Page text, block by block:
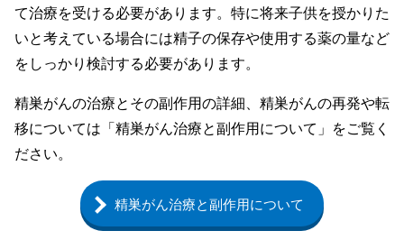
て治療を受ける必要があります。特に将来子供を授かりた
いと考えている場合には精子の保存や使用する薬の量など
をしっかり検討する必要があります。
精巣がんの治療とその副作用の詳細、精巣がんの再発や転
移については「精巣がん治療と副作用について」をご覧く
ださい。
精巣がん治療と副作用について